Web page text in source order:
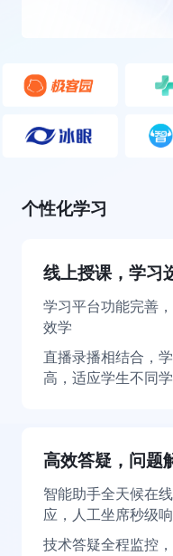
个性化学习
线上授课，学习
学习平台功能完善
效学
直播录播相结合，
高，适应学生不同
高效答疑，问题
智能助手全天候在
应，人工坐席秒级
技术答疑全程监控